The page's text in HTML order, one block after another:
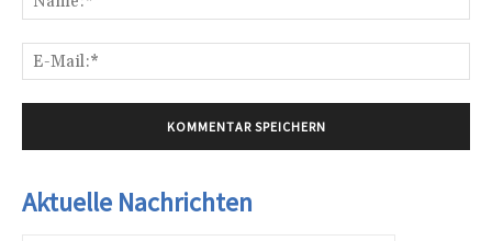
Aktuelle Nachrichten